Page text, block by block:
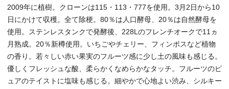
2009年に植樹。クローンは115・113・777を使用。3月2日から10
日にかけて収穫。全て除梗。80％は人口酵母、20％は自然酵母を
使用。ステンレスタンクで発酵後、228Lのフレンチオークで11ヵ
月熟成。20％新樽使用。いちごやチェリー、フィンボスなど植物
の香り。若々しい赤い果実のフルーツ感に少し土の風味も感じる。
優しくフレッシュな酸、柔らかくなめらかなタッチ。フルーツのピ
ュアのテイストに塩味も感じる。細やかで心地よい渋み、シルキー